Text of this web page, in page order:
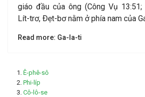
giáo đầu của ông (Công Vụ 13:51;
Lít-trơ, Ðẹt-bơ nằm ở phía nam của
Read more: Ga-la-ti
Ê-phê-sô
Phi-líp
Cô-lô-se